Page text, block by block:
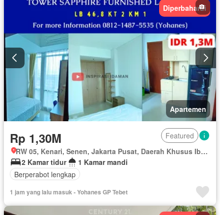
Diperbaharui
Apartemen
Rp 1,30M
Featured
RW 05, Kenari, Senen, Jakarta Pusat, Daerah Khusus Ibukota Jakarta
2 Kamar tidur
1 Kamar mandi
Berperabot lengkap
1 jam yang lalu masuk - Yohanes GP Tebet